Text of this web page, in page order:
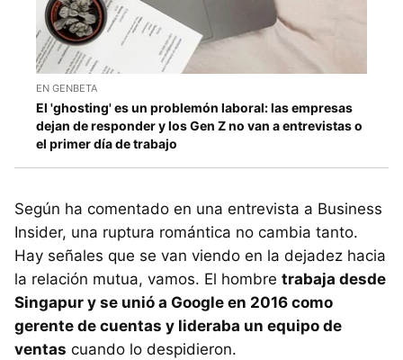
EN GENBETA
El 'ghosting' es un problemón laboral: las empresas
dejan de responder y los Gen Z no van a entrevistas o
el primer día de trabajo
Según ha comentado en una entrevista a Business
Insider, una ruptura romántica no cambia tanto.
Hay señales que se van viendo en la dejadez hacia
la relación mutua, vamos. El hombre trabaja desde
Singapur y se unió a Google en 2016 como
gerente de cuentas y lideraba un equipo de
ventas cuando lo despidieron.